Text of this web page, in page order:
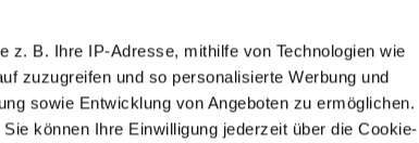
z. B. Ihre IP-Adresse, mithilfe von Technologien wie
zuzugreifen und so personalisierte Werbung und
sowie Entwicklung von Angeboten zu ermöglichen.
können Ihre Einwilligung jederzeit über die Cookie-
von Manuel
die Hände
noch auf der